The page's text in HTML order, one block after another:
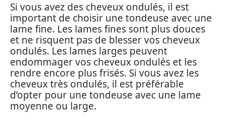
Si vous avez des cheveux ondulés, il est
important de choisir une tondeuse avec une
lame fine. Les lames fines sont plus douces
et ne risquent pas de blesser vos cheveux
ondulés. Les lames larges peuvent
endommager vos cheveux ondulés et les
rendre encore plus frisés. Si vous avez les
cheveux très ondulés, il est préférable
d’opter pour une tondeuse avec une lame
moyenne ou large.